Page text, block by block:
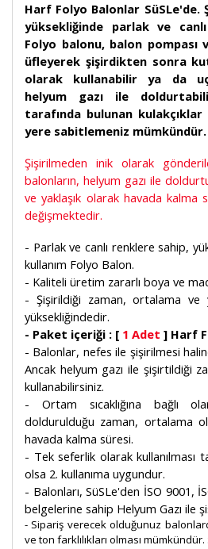
Harf Folyo Balonlar SüSLe'de.
yüksekliğinde parlak ve
Folyo balonu, balon pompası
üfleyerek şişirdikten sonra
olarak kullanabilir ya da
helyum gazı ile
tarafında bulunan
yere sabitlemeniz mümkündür.
Şişirilmeden inik olarak
balonların, helyum gazı ile
ve yaklaşık olarak havada kalma
değişmektedir.
- Parlak ve canlı renklere sahip,
kullanım Folyo Balon.
- Kaliteli üretim zararlı boya ve
- Şişirildiği zaman, ortalama ve
yüksekliğindedir.
- Paket içeriği : [ 1 Adet ] Harf
- Balonlar, nefes ile şişirilmesi
Ancak helyum gazı ile şişirtildiği
kullanabilirsiniz.
- Ortam sıcaklığına bağlı
doldurulduğu zaman, ortalama
havada kalma süresi.
- Tek seferlik olarak kullanılması
olsa 2. kullanıma uygundur.
- Balonları, SüSLe'den İSO 9001,
belgelerine sahip Helyum Gazı ile
- Sipariş verecek olduğunuz
ve ton farklılıkları olması